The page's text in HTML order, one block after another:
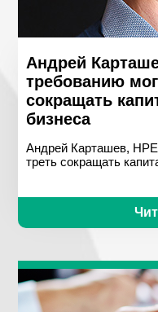
Андрей
требованию
сокращать
бизнеса
Андрей Карташев,
треть сокращать